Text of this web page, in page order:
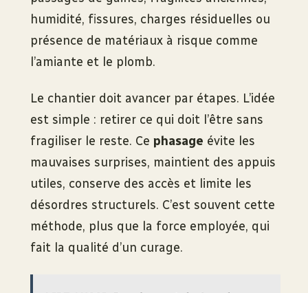
humidité, fissures, charges résiduelles ou
présence de matériaux à risque comme
l’amiante et le plomb.
Le chantier doit avancer par étapes. L’idée
est simple : retirer ce qui doit l’être sans
fragiliser le reste. Ce phasage évite les
mauvaises surprises, maintient des appuis
utiles, conserve des accès et limite les
désordres structurels. C’est souvent cette
méthode, plus que la force employée, qui
fait la qualité d’un curage.